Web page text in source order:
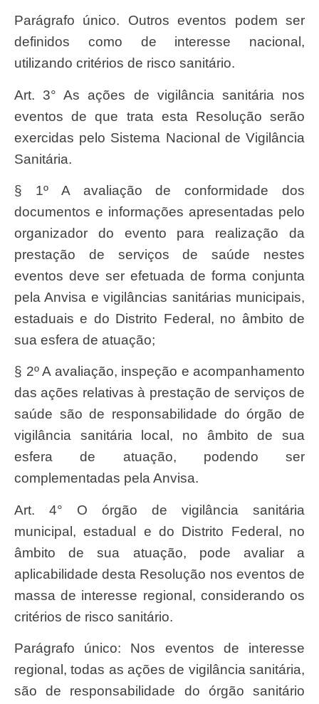
Parágrafo único. Outros eventos podem ser
definidos como de interesse nacional,
utilizando critérios de risco sanitário.
Art. 3° As ações de vigilância sanitária nos
eventos de que trata esta Resolução serão
exercidas pelo Sistema Nacional de Vigilância
Sanitária.
§ 1º A avaliação de conformidade dos
documentos e informações apresentadas pelo
organizador do evento para realização da
prestação de serviços de saúde nestes
eventos deve ser efetuada de forma conjunta
pela Anvisa e vigilâncias sanitárias municipais,
estaduais e do Distrito Federal, no âmbito de
sua esfera de atuação;
§ 2º A avaliação, inspeção e acompanhamento
das ações relativas à prestação de serviços de
saúde são de responsabilidade do órgão de
vigilância sanitária local, no âmbito de sua
esfera de atuação, podendo ser
complementadas pela Anvisa.
Art. 4° O órgão de vigilância sanitária
municipal, estadual e do Distrito Federal, no
âmbito de sua atuação, pode avaliar a
aplicabilidade desta Resolução nos eventos de
massa de interesse regional, considerando os
critérios de risco sanitário.
Parágrafo único: Nos eventos de interesse
regional, todas as ações de vigilância sanitária,
são de responsabilidade do órgão sanitário